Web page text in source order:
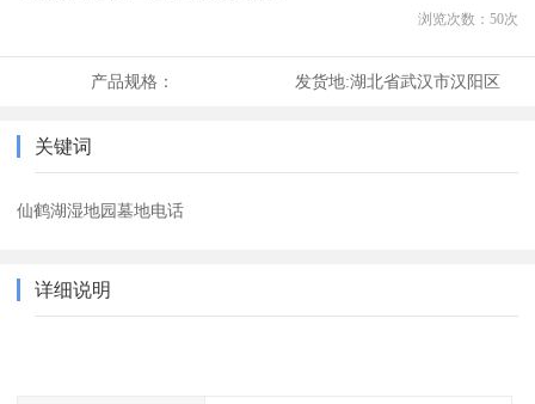
浏览次数： 50次
产品规格： 发货地:湖北省武汉市汉阳区
关键词
仙鹤湖湿地园墓地电话
详细说明